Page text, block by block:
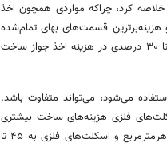
کرد، چراکه مواردی همچون اخذ
قسمت‌های بهای تمام‌شده
ساختمان است. اعتبار جوازها دو ساله بوده و معمولا هر سال افزایش نرخ ۲۵ تا ۳۰ درصدی در هزینه اخذ جواز ساخت
می‌شود، می‌تواند متفاوت باشد.
فلزی هزینه‌های ساخت بیشتری
نسبت به اسکلت بتنی دارند. اسکلت‌های بتنی به میزان ۴۰ تا ۵۵ کیلوگرم در هرمترمربع و اسکلت‌های فلزی به ۴۵ تا